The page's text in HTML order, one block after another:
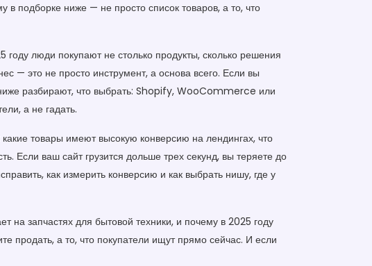
в подборке ниже — не просто список товаров, а то, что
люди покупают не столько продукты, сколько решения
— это не просто инструмент, а основа всего. Если вы
разбирают, что выбрать: Shopify, WooCommerce или
а не гадать.
товары имеют высокую конверсию на лендингах, что
Если ваш сайт грузится дольше трех секунд, вы теряете до
как измерить конверсию и как выбрать нишу, где у
запчастях для бытовой техники, и почему в 2025 году
продать, а то, что покупатели ищут прямо сейчас. И если